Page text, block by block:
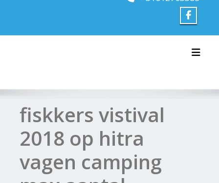
fiskkers vistival
2018 op hitra
vagen camping